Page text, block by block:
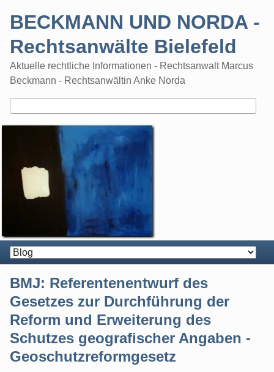
BECKMANN UND NORDA -
Rechtsanwälte Bielefeld
Aktuelle rechtliche Informationen - Rechtsanwalt Marcus
Beckmann - Rechtsanwältin Anke Norda
BMJ: Referentenentwurf des
Gesetzes zur Durchführung der
Reform und Erweiterung des
Schutzes geografischer Angaben -
Geoschutzreformgesetz